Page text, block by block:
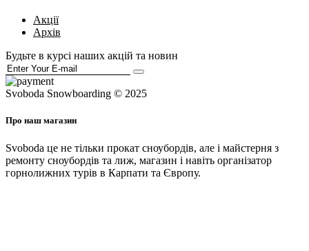
Акції
Архів
Будьте в курсі наших акцій та новин
Svoboda Snowboarding © 2025
Про наш магазин
Svoboda це не тільки прокат сноубордів, але і майстерня з
ремонту сноубордів та лиж, магазин і навіть організатор
горнолижних турів в Карпати та Європу.